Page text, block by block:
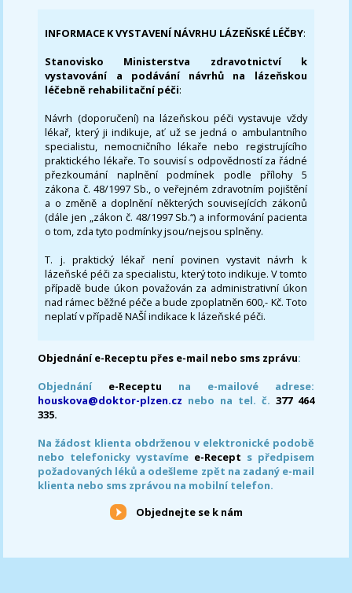
INFORMACE K VYSTAVENÍ NÁVRHU LÁZEŇSKÉ LÉČBY:
Stanovisko Ministerstva zdravotnictví k
vystavování a podávání návrhů na lázeňskou
léčebně rehabilitační péči:
Návrh (doporučení) na lázeňskou péči vystavuje vždy
lékař, který ji indikuje, ať už se jedná o ambulantního
specialistu, nemocničního lékaře nebo registrujícího
praktického lékaře. To souvisí s odpovědností za řádné
přezkoumání naplnění podmínek podle přílohy 5
zákona č. 48/1997 Sb., o veřejném zdravotním pojištění
a o změně a doplnění některých souvisejících zákonů
(dále jen „zákon č. 48/1997 Sb.“) a informování pacienta
o tom, zda tyto podmínky jsou/nejsou splněny.
T. j. praktický lékař není povinen vystavit návrh k
lázeňské péči za specialistu, který toto indikuje. V tomto
případě bude úkon považován za administrativní úkon
nad rámec běžné péče a bude zpoplatněn 600,- Kč. Toto
neplatí v případě NAŠÍ indikace k lázeňské péči.
Objednání e-Receptu přes e-mail nebo sms zprávu:
Objednání e-Receptu na e-mailové adrese:
houskova@doktor-plzen.cz nebo na tel. č. 377 464
335.
Na žádost klienta obdrženou v elektronické podobě
nebo telefonicky vystavíme e-Recept s předpisem
požadovaných léků a odešleme zpět na zadaný e-mail
klienta nebo sms zprávou na mobilní telefon.
Objednejte se k nám